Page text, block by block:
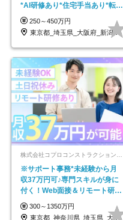
*AI研修あり*住宅手当あり*転勤
なし
250～450万円
東京都_埼玉県_大阪府_新潟県_福岡県
※サポート事務*未経験から月
収37万円可♪専門スキルが身に
付く！Web面接＆リモート研修
も充実♪/a
300～1350万円
東京都_神奈川県_埼玉県_大阪府_愛知県…